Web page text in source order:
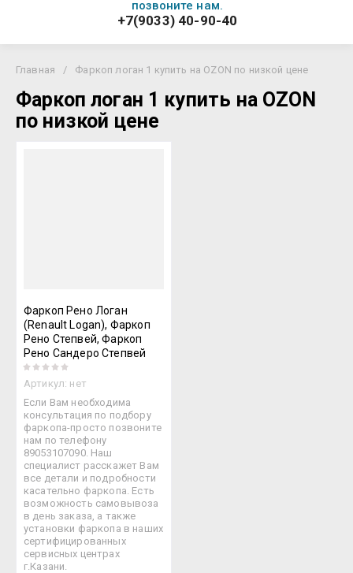
позвоните нам.
+7(9033) 40-90-40
Главная / Фаркоп логан 1 купить на OZON по низкой цене
Фаркоп логан 1 купить на OZON
по низкой цене
Фаркоп Рено Логан
(Renault Logan), Фаркоп
Рено Степвей, Фаркоп
Рено Сандеро Степвей
Артикул: нет
Если Вам необходима
консультация по подбору
фаркопа-просто позвоните
нам по телефону
89053107090. Наш
специалист расскажет Вам
все детали и подробности
касательно фаркопа. Есть
возможность самовывоза
в день заказа, а также
установки фаркопа в наших
сертифицированных
сервисных центрах
г.Казани.